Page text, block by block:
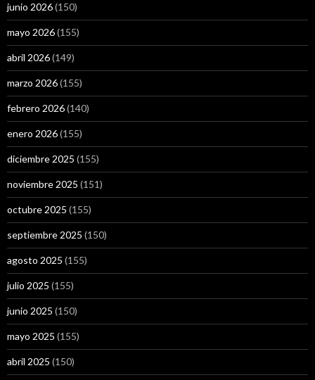
junio 2026(150)
mayo 2026(155)
abril 2026(149)
marzo 2026(155)
febrero 2026(140)
enero 2026(155)
diciembre 2025 (155)
noviembre 2025 (151)
octubre 2025 (155)
septiembre 2025 (150)
agosto 2025 (155)
julio 2025 (155)
junio 2025 (150)
mayo 2025 (155)
abril 2025 (150)